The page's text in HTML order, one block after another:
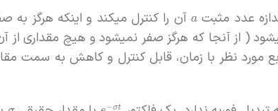
عدد مثبت a آن را کنترل میکند و اینکه هرگز به
( از آنجا که هرگز صفر نمیشود و هیچ مقداری از آن
مورد نظر با زمان، قابل کنترل و کاهش به سمت
−σt